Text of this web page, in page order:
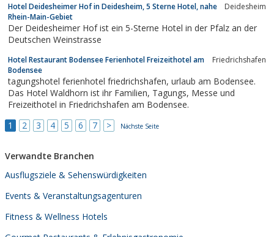
Höchenschwand fühlen Sie sich sofort wohl.Aus der Tradition zu
einem modernen...
Hotel Deidesheimer Hof in Deidesheim, 5 Sterne Hotel, nahe
Rhein-Main-Gebiet
Deidesheim
Der Deidesheimer Hof ist ein 5-Sterne Hotel in der Pfalz an der
Deutschen Weinstrasse
Hotel Restaurant Bodensee Ferienhotel Freizeithotel am
Bodensee
Friedrichshafen
tagungshotel ferienhotel friedrichshafen, urlaub am Bodensee.
Das Hotel Waldhorn ist ihr Familien, Tagungs, Messe und
Freizeithotel in Friedrichshafen am Bodensee.
1
2 3 4 5 6 7 > Nächste Seite
Verwandte Branchen
Ausflugsziele & Sehenswürdigkeiten
Events & Veranstaltungsagenturen
Fitness & Wellness Hotels